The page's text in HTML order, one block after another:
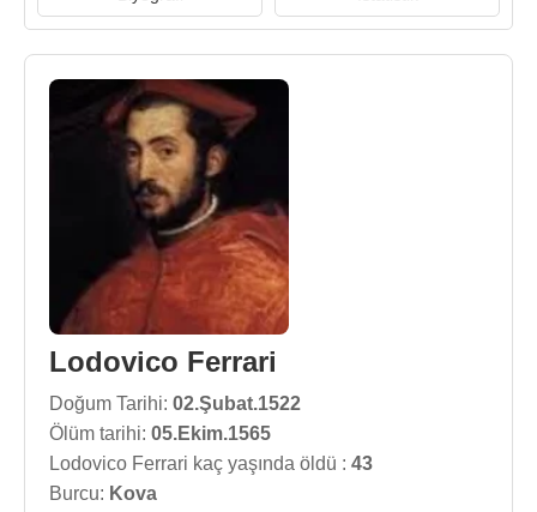
Lodovico Ferrari
Doğum Tarihi: 02.Şubat.1522
Ölüm tarihi: 05.Ekim.1565
Lodovico Ferrari kaç yaşında öldü : 43
Burcu: Kova